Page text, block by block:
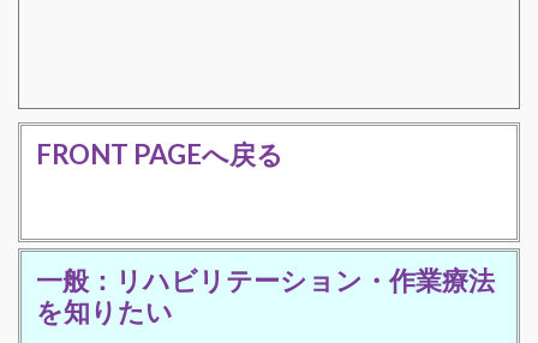
FRONT PAGEへ戻る
一般：リハビリテーション・作業療法
を知りたい